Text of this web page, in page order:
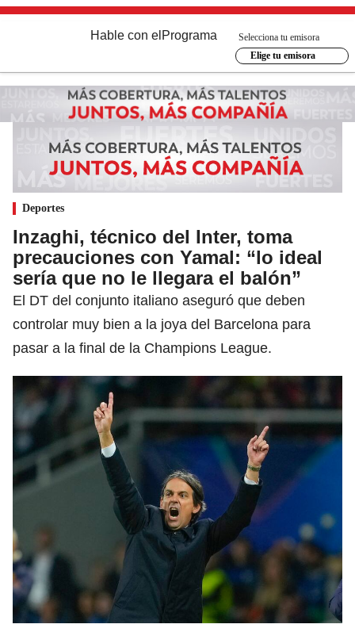
Hable con el Programa
Selecciona tu emisora
Elige tu emisora
Deportes
Inzaghi, técnico del Inter, toma
precauciones con Yamal: “lo ideal
sería que no le llegara el balón”
El DT del conjunto italiano aseguró que deben
controlar muy bien a la joya del Barcelona para
pasar a la final de la Champions League.